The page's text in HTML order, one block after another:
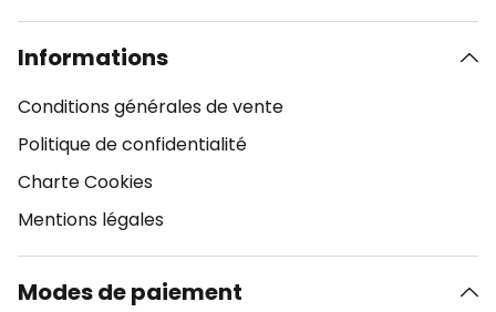
Informations
Conditions générales de vente
Politique de confidentialité
Charte Cookies
Mentions légales
Modes de paiement